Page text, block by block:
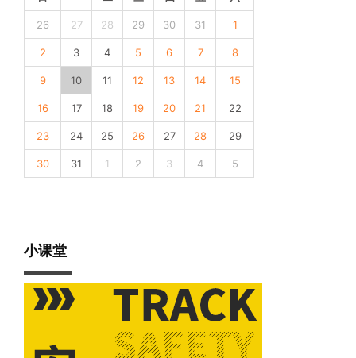
26 27 28 29 30 31 1
2 3 4 5 6 7 8
9 10 11 12 13 14 15
16 17 18 19 20 21 22
23 24 25 26 27 28 29
30 31 1 2 3 4 5
小课堂